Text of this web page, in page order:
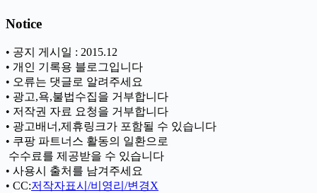
Notice
• 공지 게시일 : 2015.12
• 개인 기록용 블로그입니다
• 오류는 댓글로 알려주세요
• 광고,욕,불법수집을 거부합니다
• 저작권 자료 요청을 거부합니다
• 광고배너,제휴링크가 포함될 수 있습니다
• 쿠팡 파트너스 활동의 일환으로
ㅤ 수수료를 제공받을 수 있습니다
• 사용시 출처를 남겨주세요
• CC:저작자표시/비영리/변경X